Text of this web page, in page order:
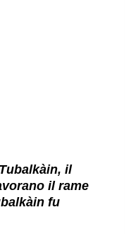
il
il rame
fu